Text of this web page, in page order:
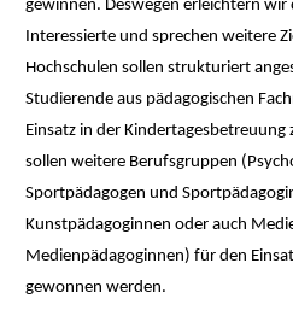
gewinnen. Deswegen erleichtern
Interessierte und sprechen weitere
Hochschulen sollen strukturiert
Studierende aus pädagogischen
Einsatz in der
sollen weitere Berufsgruppen
Sportpädagogen und
Kunstpädagoginnen oder auch
Medienpädagoginnen) für den
gewonnen werden.